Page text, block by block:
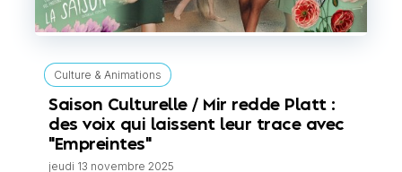
Culture & Animations
Saison Culturelle / Mir redde Platt :
des voix qui laissent leur trace avec
"Empreintes"
jeudi 13 novembre 2025